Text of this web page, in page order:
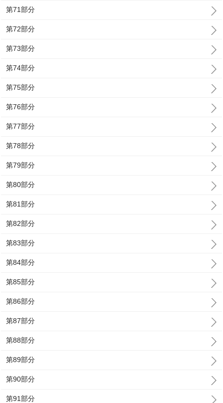
第71部分
第72部分
第73部分
第74部分
第75部分
第76部分
第77部分
第78部分
第79部分
第80部分
第81部分
第82部分
第83部分
第84部分
第85部分
第86部分
第87部分
第88部分
第89部分
第90部分
第91部分